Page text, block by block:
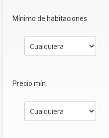
Mínimo de habitaciones
Precio mín.